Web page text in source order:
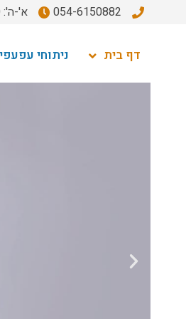
054-6150882 א'-ה': 8:30 - 16:00
דף בית ניתוחי